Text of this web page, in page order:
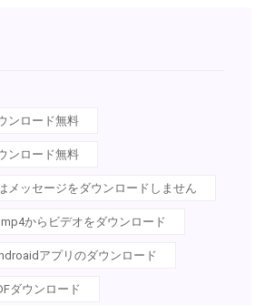
ンロード無料
ンロード無料
メッセージをダウンロードしません
からビデオをダウンロード
アプリのダウンロード
ダウンロード